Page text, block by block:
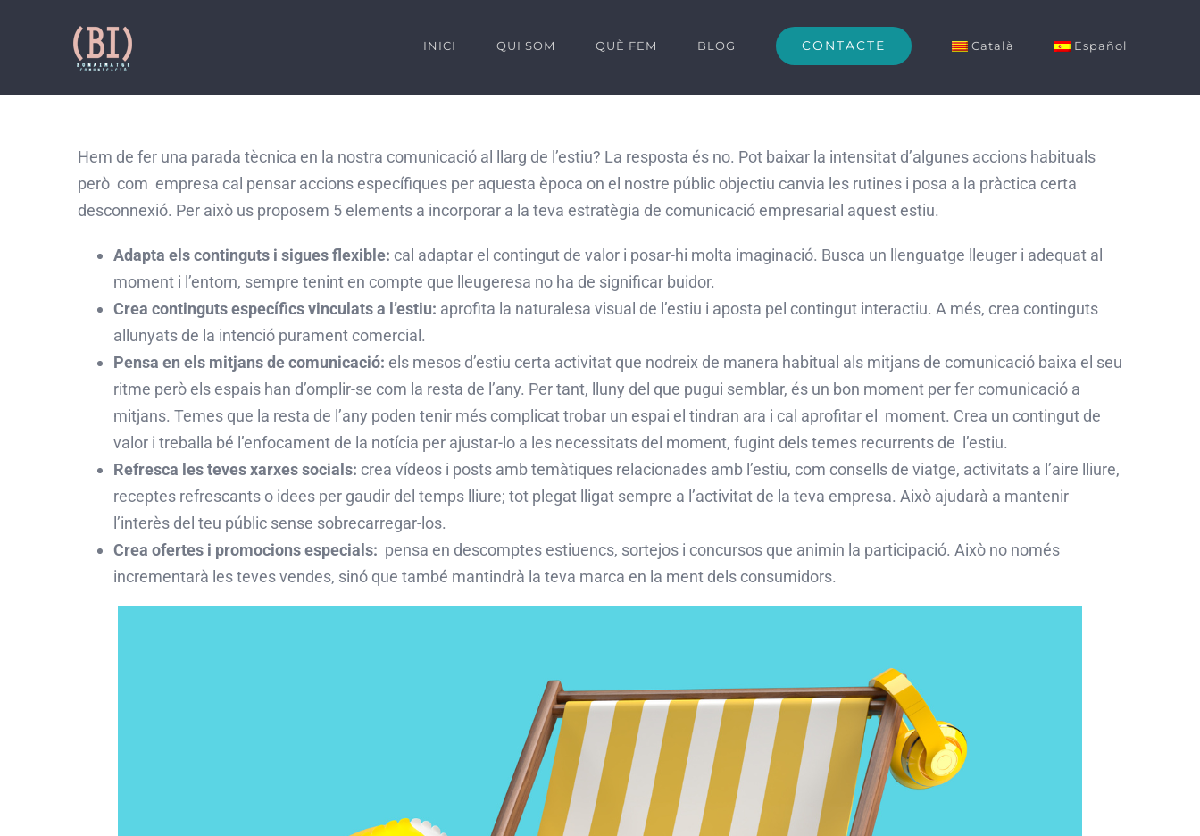
INICI QUI SOM QUÈ FEM BLOG CONTACTE Català Español
Hem de fer una parada tècnica en la nostra comunicació al llarg de l’estiu? La resposta és no. Pot baixar la intensitat d’algunes accions habituals
però com empresa cal pensar accions específiques per aquesta època on el nostre públic objectiu canvia les rutines i posa a la pràctica certa
desconnexió. Per això us proposem 5 elements a incorporar a la teva estratègia de comunicació empresarial aquest estiu.
Adapta els continguts i sigues flexible: cal adaptar el contingut de valor i posar-hi molta imaginació. Busca un llenguatge lleuger i adequat al
moment i l’entorn, sempre tenint en compte que lleugeresa no ha de significar buidor.
Crea continguts específics vinculats a l’estiu: aprofita la naturalesa visual de l’estiu i aposta pel contingut interactiu. A més, crea continguts
allunyats de la intenció purament comercial.
Pensa en els mitjans de comunicació: els mesos d’estiu certa activitat que nodreix de manera habitual als mitjans de comunicació baixa el seu
ritme però els espais han d’omplir-se com la resta de l’any. Per tant, lluny del que pugui semblar, és un bon moment per fer comunicació a
mitjans. Temes que la resta de l’any poden tenir més complicat trobar un espai el tindran ara i cal aprofitar el moment. Crea un contingut de
valor i treballa bé l’enfocament de la notícia per ajustar-lo a les necessitats del moment, fugint dels temes recurrents de l’estiu.
Refresca les teves xarxes socials: crea vídeos i posts amb temàtiques relacionades amb l’estiu, com consells de viatge, activitats a l’aire lliure,
receptes refrescants o idees per gaudir del temps lliure; tot plegat lligat sempre a l’activitat de la teva empresa. Això ajudarà a mantenir
l’interès del teu públic sense sobrecarregar-los.
Crea ofertes i promocions especials: pensa en descomptes estiuencs, sortejos i concursos que animin la participació. Això no només
incrementarà les teves vendes, sinó que també mantindrà la teva marca en la ment dels consumidors.